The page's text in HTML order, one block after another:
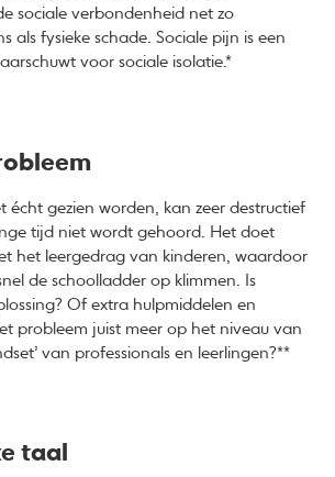
sociale verbondenheid net zo
als fysieke schade. Sociale pijn is een
voor sociale isolatie.*
écht gezien worden, kan zeer destructief
tijd niet wordt gehoord. Het doet
het leergedrag van kinderen, waardoor
de schoolladder op klimmen. Is
Of extra hulpmiddelen en
probleem juist meer op het niveau van
van professionals en leerlingen?**
taal